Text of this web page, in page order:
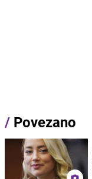
/ Povezano